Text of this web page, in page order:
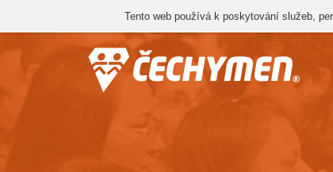
Tento web používá k poskytování služeb,